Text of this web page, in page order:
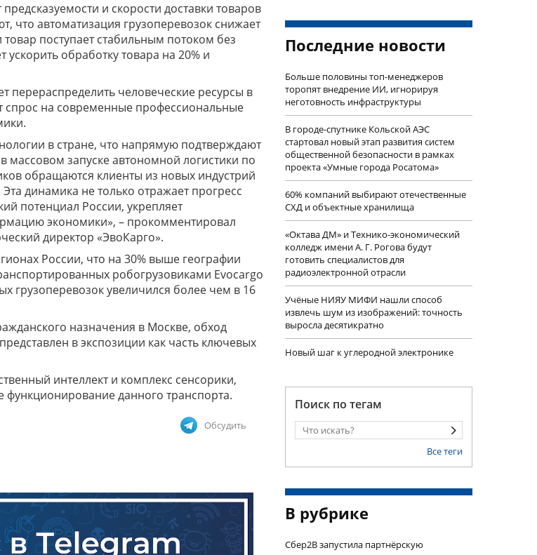
и скорости доставки товаров
что автоматизация грузоперевозок снижает
поступает стабильным потоком без
ускорить обработку товара на 20% и
перераспределить человеческие ресурсы в
спрос на современные профессиональные
в стране, что напрямую подтверждают
запуске автономной логистики по
обращаются клиенты из новых индустрий
динамика не только отражает прогресс
потенциал России, укрепляет
экономики», – прокомментировал
директор «ЭвоКарго».
России, что на 30% выше географии
робогрузовиками Evocargo
грузоперевозок увеличился более чем в 16
назначения в Москве, обход
в экспозиции как часть ключевых
интеллект и комплекс сенсорики,
данного транспорта.
Обсудить
Последние новости
Больше половины топ-менеджеров
торопят внедрение ИИ, игнорируя
неготовность инфраструктуры
В городе-спутнике Кольской АЭС
стартовал новый этап развития систем
общественной безопасности в рамках
проекта «Умные города Росатома»
60% компаний выбирают отечественные
СХД и объектные хранилища
«Октава ДМ» и Технико-экономический
колледж имени А. Г. Рогова будут
готовить специалистов для
радиоэлектронной отрасли
Учëные НИЯУ МИФИ нашли способ
извлечь шум из изображений: точность
выросла десятикратно
Новый шаг к углеродной электронике
Поиск по тегам
Все теги
В рубрике
Сбер2B запустила партнёрскую